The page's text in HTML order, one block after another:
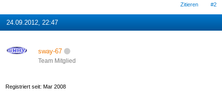
Zitieren #2
24.09.2012, 22:47
sway-67
Team Mitglied
Registriert seit: Mar 2008